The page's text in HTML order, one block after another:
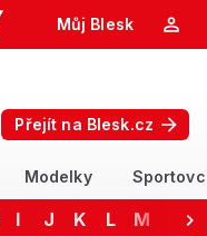
Můj Blesk
Přejít na Blesk.cz
Modelky
I J K L M